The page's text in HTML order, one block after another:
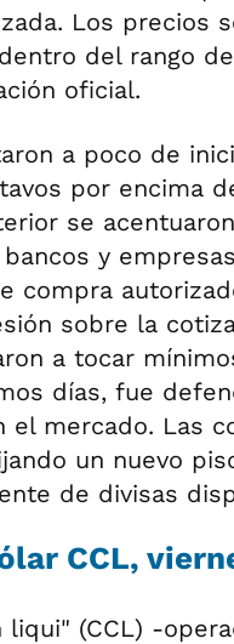
Los precios
del rango
oficial.
a poco de
por encima
se
y
compra
sobre la
a tocar
días, fue
el mercado. Las
un nuevo
de divisas
CCL,
(CCL) -